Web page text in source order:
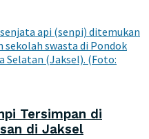
Tersimpan di
di Jaksel